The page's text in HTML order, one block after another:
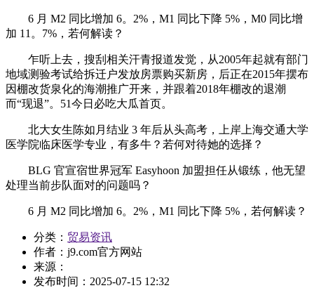
6 月 M2 同比增加 6。2%，M1 同比下降 5%，M0 同比增
加 11。7%，若何解读？
乍听上去，搜刮相关汗青报道发觉，从2005年起就有部门
地域测验考试给拆迁户发放房票购买新房，后正在2015年摆布
因棚改货泉化的海潮推广开来，并跟着2018年棚改的退潮
而“现退”。51今日必吃大瓜首页。
北大女生陈如月结业 3 年后从头高考，上岸上海交通大学
医学院临床医学专业，有多牛？若何对待她的选择？
BLG 官宣宿世界冠军 Easyhoon 加盟担任从锻练，他无望
处理当前步队面对的问题吗？
6 月 M2 同比增加 6。2%，M1 同比下降 5%，若何解读？
分类： 贸易资讯
作者： j9.com官方网站
来源：
发布时间： 2025-07-15 12:32